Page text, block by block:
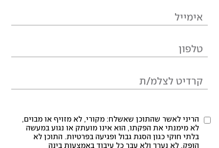
הריני לאשר שהתוכן שאשלח: מקורי, לא מזויף או מבוים,
לא מימנתי את הפקתו, הוא אינו מועתק או נגוע במעשה
בלתי חוקי כגון הסגת גבול ופגיעה בפרטיות. התוכן לא
הופק, לא נערך ולא עבר כל עיבוד באמצעות בינה